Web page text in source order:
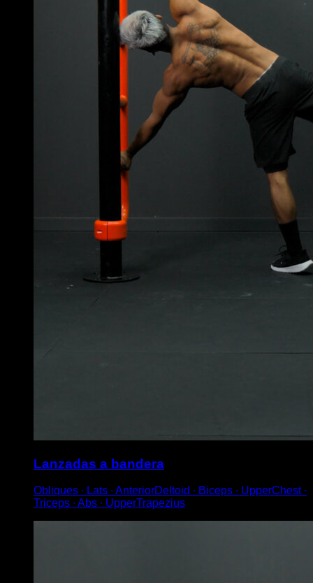
Lanzadas a bandera
Obliques ∙ Lats ∙ AnteriorDeltoid ∙ Biceps ∙ UpperChest ∙
Triceps ∙ Abs ∙ UpperTrapezius